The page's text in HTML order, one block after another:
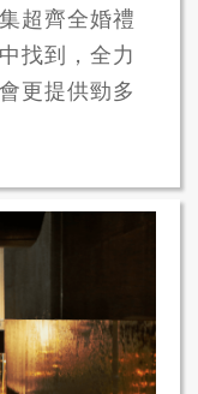
超齊全婚禮
找到，全力
更提供勁多